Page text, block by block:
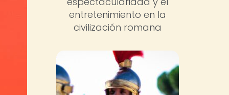
entretenimiento en la
civilización romana